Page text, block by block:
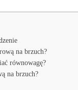
na brzuch?
równowagę?
na brzuch?